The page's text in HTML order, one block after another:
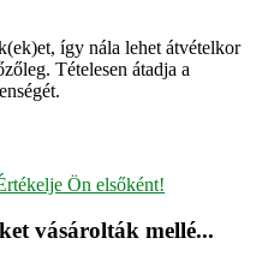
így nála lehet átvételkor
Tételesen átadja a
Ön elsőként!
vásárolták mellé...